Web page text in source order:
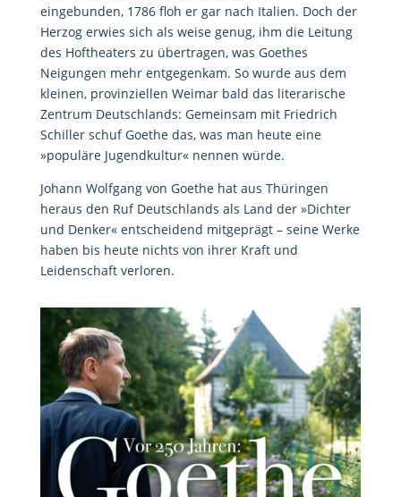
eingebunden, 1786 floh er gar nach Italien. Doch der
Herzog erwies sich als weise genug, ihm die Leitung
des Hoftheaters zu übertragen, was Goethes
Neigungen mehr entgegenkam. So wurde aus dem
kleinen, provinziellen Weimar bald das literarische
Zentrum Deutschlands: Gemeinsam mit Friedrich
Schiller schuf Goethe das, was man heute eine
»populäre Jugendkultur« nennen würde.
Johann Wolfgang von Goethe hat aus Thüringen
heraus den Ruf Deutschlands als Land der »Dichter
und Denker« entscheidend mitgeprägt – seine Werke
haben bis heute nichts von ihrer Kraft und
Leidenschaft verloren.